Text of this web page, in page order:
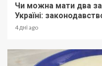
Чи можна мати два
Україні:
4 дні ago